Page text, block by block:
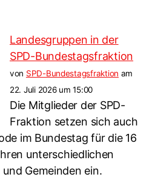
Landesgruppen in der
SPD-Bundestagsfraktion
von SPD-Bundestagsfraktion am
22. Juli 2026 um 15:00
Die Mitglieder der SPD-
Fraktion setzen sich auch
im Bundestag für die 16
unterschiedlichen
Gemeinden ein.